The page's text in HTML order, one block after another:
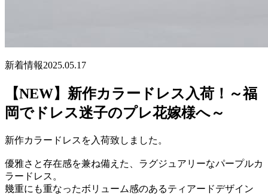
新着情報2025.05.17
【NEW】新作カラードレス入荷！～福
岡でドレス迷子のプレ花嫁様へ～
新作カラードレスを入荷致しました。
優雅さと存在感を兼ね備えた、ラグジュアリーなパープルカ
ラードレス。
幾重にも重なったボリューム感のあるティアードデザイン